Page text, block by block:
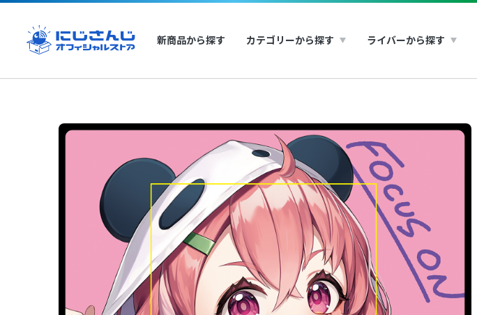
新商品から探す カテゴリーから探す ライバーから探す